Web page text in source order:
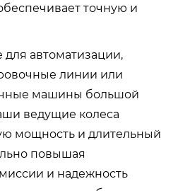
точную и
для автоматизации,
линии или
машины большой
ведущие колеса
мощность и длительный
повышая
и надежность